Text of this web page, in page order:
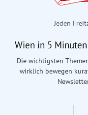
Jeden
Wien in 5
Die wichtigsten
wirklich bewegen